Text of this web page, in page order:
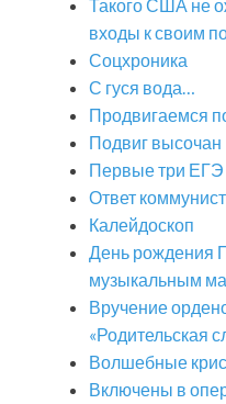
Такого США не
входы к своим
Соцхроника
С гуся вода…
Продвигаемся
Подвиг высочан
Первые три ЕГЭ
Ответ
Калейдоскоп
День рождения
музыкальным
Вручение
«Родительская
Волшебные
Включены в